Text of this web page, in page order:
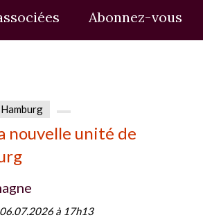
Abonnez-vous
nouvelle unité de
06.07.2026 à 17h13